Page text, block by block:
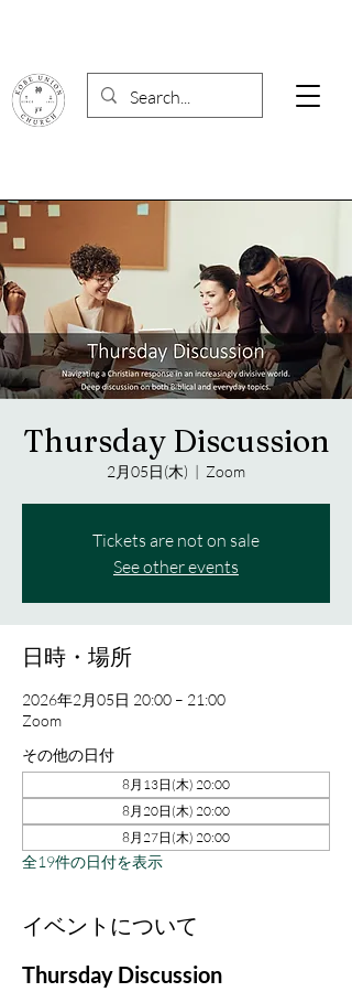
Thursday Discussion
2月05日(木)
  |
Zoom
Tickets are not on sale
See other events
日時・場所
2026年2月05日 20:00 – 21:00
Zoom
その他の日付
8月13日(木) 20:00
8月20日(木) 20:00
8月27日(木) 20:00
全19件の日付を表示
イベントについて
Thursday Discussion